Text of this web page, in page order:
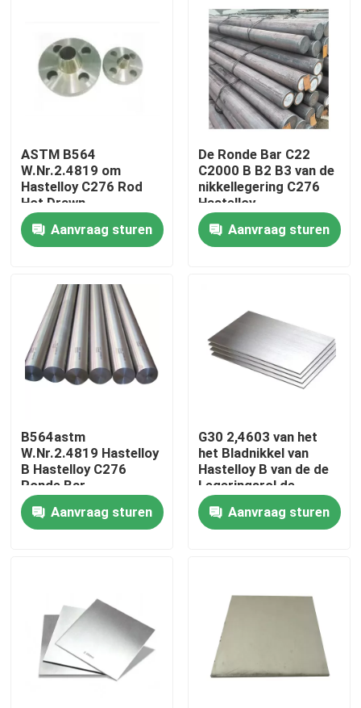
Huis
Producten
Ongeveer ons
Kwaliteitscontrole
Contacteer ons
Inconel 625 Materiaal
Incoloy 800-materiaal
ASTM B564
W.Nr.2.4819 om
Hastelloy C276 Rod
Hot Drawn
Aanvraag sturen
De Ronde Bar C22
C2000 B B2 B3 van de
nikkellegering C276
Hastelloy
Aanvraag sturen
B564astm
W.Nr.2.4819 Hastelloy
B Hastelloy C276
Ronde Bar
Aanvraag sturen
G30 2,4603 van het
het Bladnikkel van
Hastelloy B van de de
Legeringsrol de
Strook N10665
2,4617Aanvraag sturen